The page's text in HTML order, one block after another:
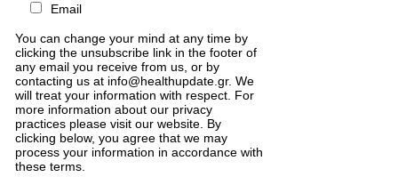
Email
You can change your mind at any time by
clicking the unsubscribe link in the footer of
any email you receive from us, or by
contacting us at info@healthupdate.gr. We
will treat your information with respect. For
more information about our privacy
practices please visit our website. By
clicking below, you agree that we may
process your information in accordance with
these terms.